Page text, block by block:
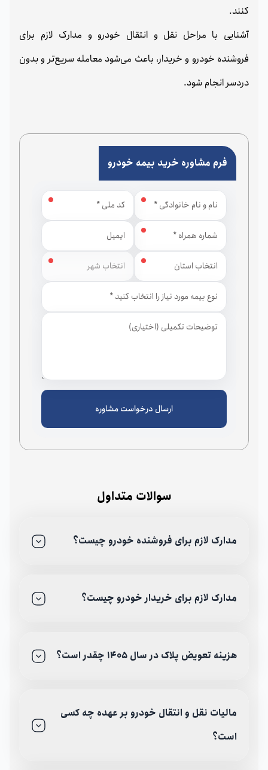
کنند.
آشنایی با مراحل نقل و انتقال خودرو و مدارک لازم برای
فروشنده خودرو و خریدار، باعث می‌شود معامله سریع‌تر و بدون
دردسر انجام شود.
فرم مشاوره خرید بیمه خودرو
استان شهر
ارسال درخواست مشاوره
سوالات متداول
مدارک لازم برای فروشنده خودرو چیست؟
مدارک لازم برای خریدار خودرو چیست؟
هزینه تعویض پلاک در سال 1405 چقدر است؟
مالیات نقل و انتقال خودرو بر عهده چه کسی
است؟